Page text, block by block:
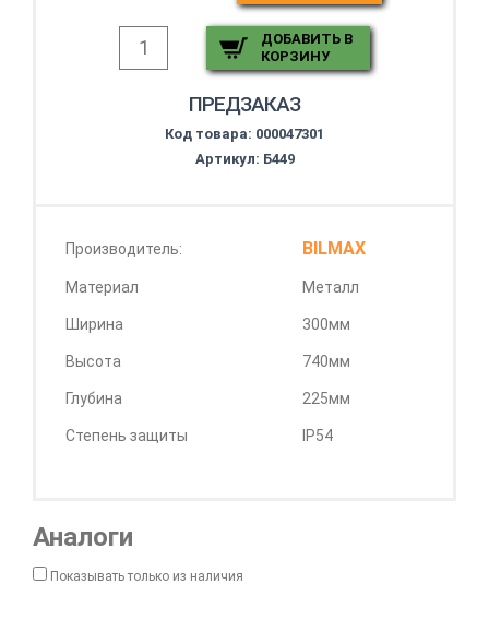
ДОБАВИТЬ В
КОРЗИНУ
ПРЕДЗАКАЗ
Код товара: 000047301
Артикул: Б449
Производитель: BILMAX
Материал Металл
Ширина 300мм
Высота 740мм
Глубина 225мм
Степень защиты IP54
Аналоги
Показывать только из наличия